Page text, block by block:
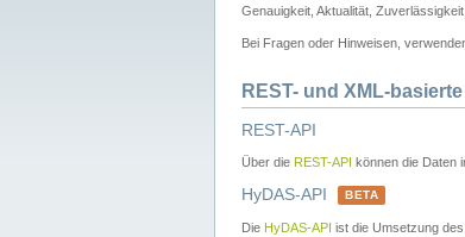
Genauigkeit, Aktualität,
Bei Fragen oder Hinweisen,
REST- und XML-
REST-API
Über die REST-API können die Daten
HyDAS-API BETA
Die HyDAS-API ist die Umsetzung des